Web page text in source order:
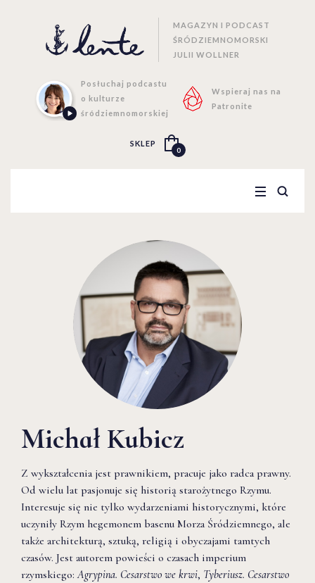
MAGAZYN I PODCAST
ŚRÓDZIEMNOMORSKI
JULII WOLLNER
Posłuchaj podcastu
o kulturze
śródziemnomorskiej
Wspieraj nas na
Patronite
SKLEP
0
Michał Kubicz
Z wykształcenia jest prawnikiem, pracuje jako radca prawny.
Od wielu lat pasjonuje się historią starożytnego Rzymu.
Interesuje się nie tylko wydarzeniami historycznymi, które
uczyniły Rzym hegemonem basenu Morza Śródziemnego, ale
także architekturą, sztuką, religią i obyczajami tamtych
czasów. Jest autorem powieści o czasach imperium
rzymskiego:Agrypina. Cesarstwo we krwi, Tyberiusz. Cesarstwo